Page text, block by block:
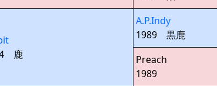
鹿
A.P.Indy
1989 黒鹿
Preach
1989